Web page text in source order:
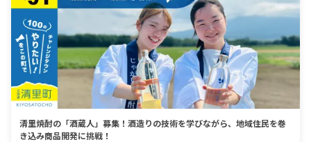
清里焼酎の「酒蔵人」募集！酒造りの技術を学びながら、地域住民を巻
き込み商品開発に挑戦！